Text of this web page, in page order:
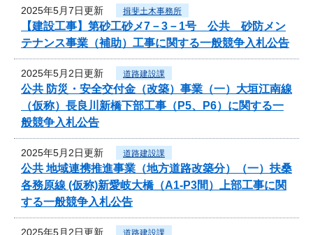
2025年5月7日更新 揖斐土木事務所
【建設工事】第砂工砂メ7－3－1号 公共 砂防メン
テナンス事業（補助）工事に関する一般競争入札公告
2025年5月2日更新 道路建設課
公共 防災・安全交付金（改築）事業（一）大垣江南線
（仮称）長良川新橋下部工事（P5、P6）に関する一
般競争入札公告
2025年5月2日更新 道路建設課
公共 地域連携推進事業（地方道路改築分）（一）扶桑
各務原線 (仮称)新愛岐大橋（A1-P3間）上部工事に関
する一般競争入札公告
2025年5月2日更新 道路建設課